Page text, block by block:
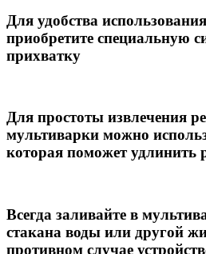
Для удобства
приобретите специальную
прихватку
Для простоты извлечения
мультиварки можно
которая поможет удлинить
Всегда заливайте в
стакана воды или другой
противном случае